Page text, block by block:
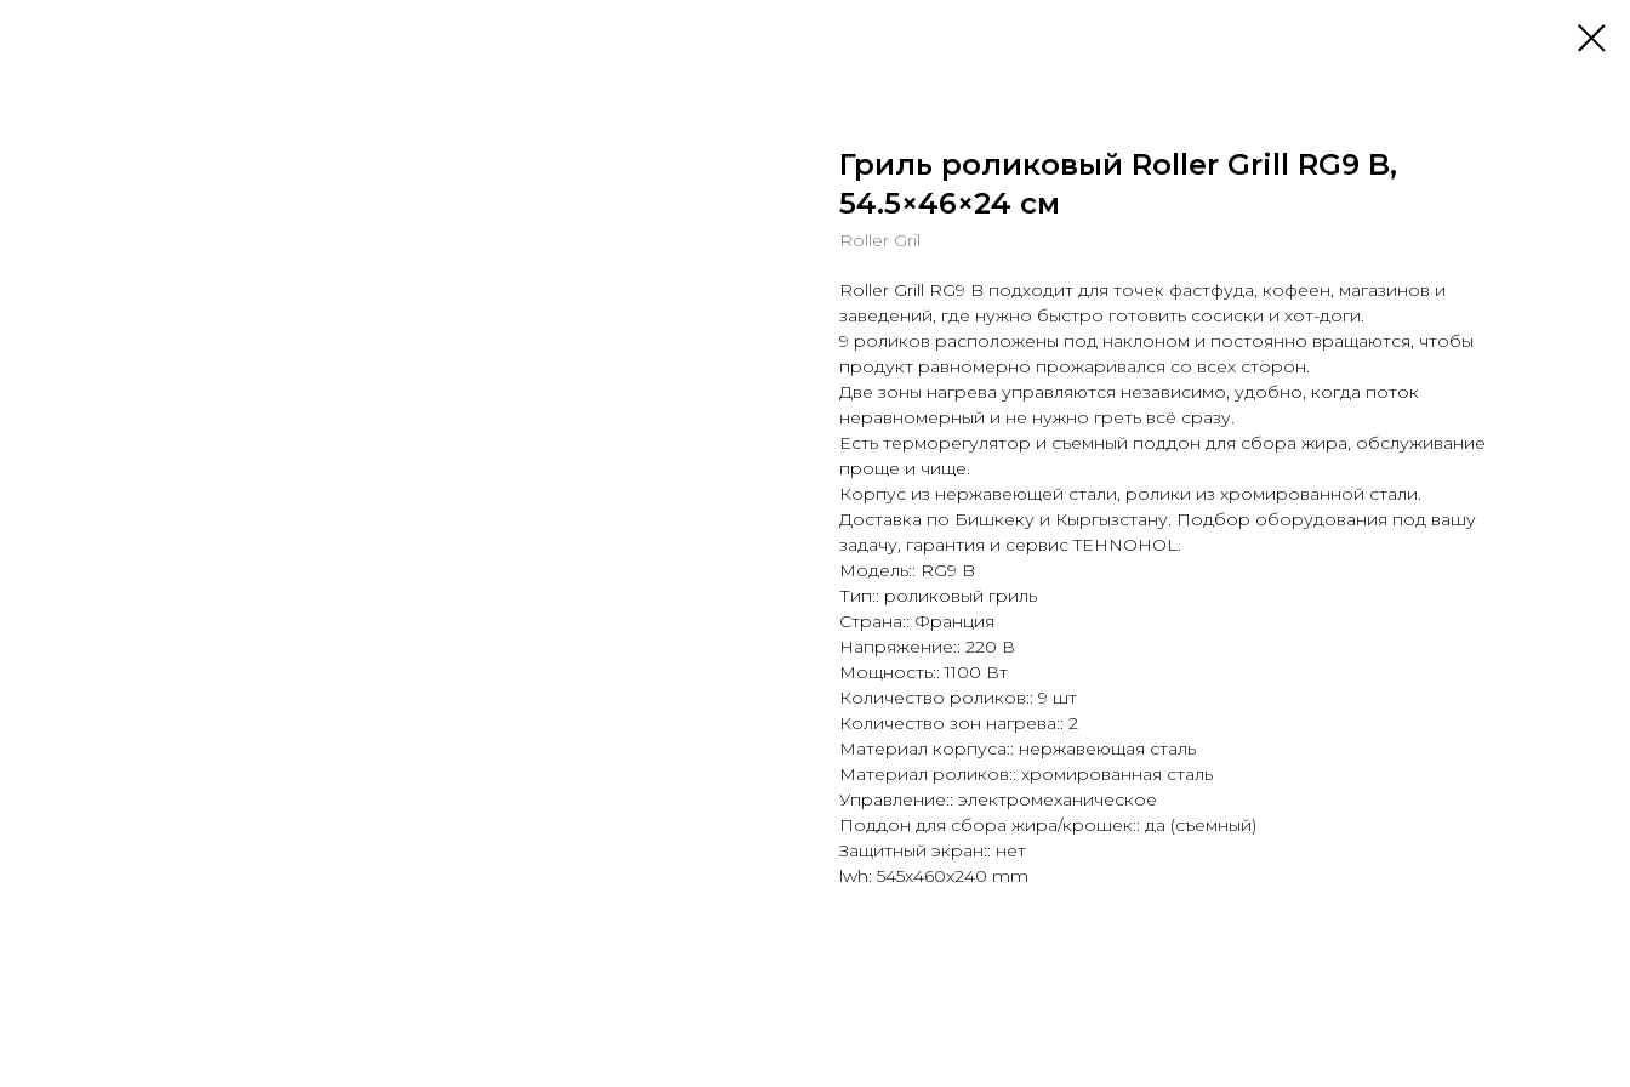
Гриль роликовый Roller Grill RG9 B,
54.5×46×24 см
Roller Gril
Roller Grill RG9 B подходит для точек фастфуда, кофеен, магазинов и
заведений, где нужно быстро готовить сосиски и хот-доги.
9 роликов расположены под наклоном и постоянно вращаются, чтобы
продукт равномерно прожаривался со всех сторон.
Две зоны нагрева управляются независимо, удобно, когда поток
неравномерный и не нужно греть всё сразу.
Есть терморегулятор и съемный поддон для сбора жира, обслуживание
проще и чище.
Корпус из нержавеющей стали, ролики из хромированной стали.
Доставка по Бишкеку и Кыргызстану. Подбор оборудования под вашу
задачу, гарантия и сервис TEHNOHOL.
Модель:: RG9 B
Тип:: роликовый гриль
Страна:: Франция
Напряжение:: 220 В
Мощность:: 1100 Вт
Количество роликов:: 9 шт
Количество зон нагрева:: 2
Материал корпуса:: нержавеющая сталь
Материал роликов:: хромированная сталь
Управление:: электромеханическое
Поддон для сбора жира/крошек:: да (съемный)
Защитный экран:: нет
lwh: 545x460x240 mm